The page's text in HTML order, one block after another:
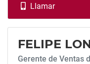
Llamar
Llamar
FELIPE
​​​​​​​Gerente de Ventas